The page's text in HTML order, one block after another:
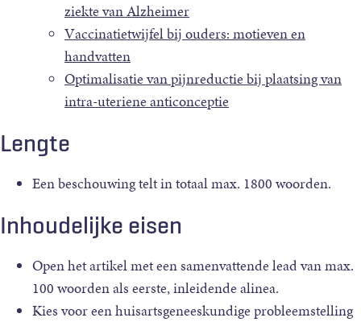
ziekte van Alzheimer
Vaccinatietwijfel bij ouders: motieven en
handvatten
Optimalisatie van pijnreductie bij plaatsing van
intra-uteriene anticonceptie
Lengte
Een beschouwing telt in totaal max. 1800 woorden.
Inhoudelijke eisen
Open het artikel met een samenvattende lead van max.
100 woorden als eerste, inleidende alinea.
Kies voor een huisartsgeneeskundige probleemstelling